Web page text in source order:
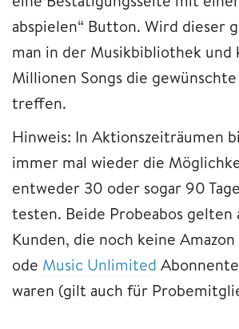
abspielen“ Button. Wird dieser
man in der Musikbibliothek und
Millionen Songs die gewünschte
treffen.
Hinweis: In Aktionszeiträumen
immer mal wieder die
entweder 30 oder sogar 90
testen. Beide Probeabos
Kunden, die noch keine
ode Music Unlimited
waren (gilt auch für